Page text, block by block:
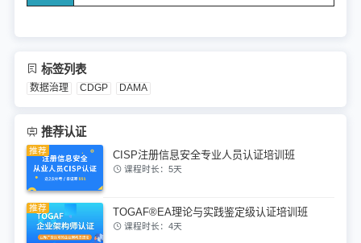
标签列表
数据治理 CDGP DAMA
推荐认证
CISP注册信息安全专业人员认证培训班
课程时长：5天
TOGAF®EA理论与实践鉴定级认证培训班
课程时长：4天